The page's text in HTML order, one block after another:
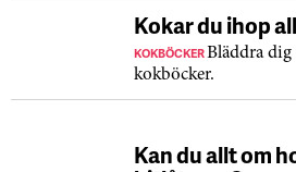
Kokar du ihop
KOKBÖCKERBläddra
kokböcker.
Kan du allt om